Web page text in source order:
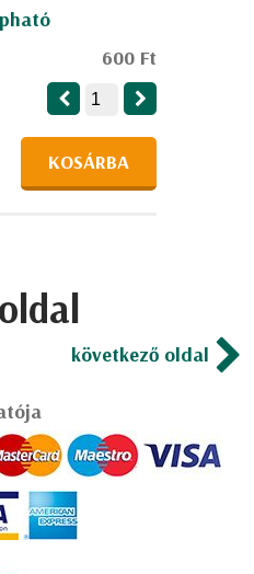
600 Ft
KOSÁRBA
következő oldal